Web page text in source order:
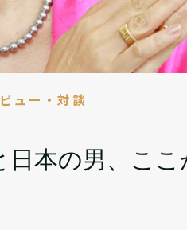
ュー・対談
日本の男、ここ